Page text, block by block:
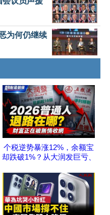
为何仍继续
个税逆势暴涨12%，余额宝
却跌破1%？从大润发巨亏、